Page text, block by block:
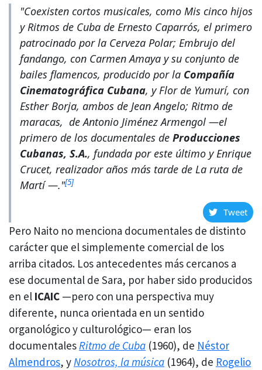
"Coexisten cortos musicales, como Mis cinco hijos
y Ritmos de Cuba de Ernesto Caparrós, el primero
patrocinado por la Cerveza Polar; Embrujo del
fandango, con Carmen Amaya y su conjunto de
bailes flamencos, producido por la Compañía
Cinematográfica Cubana, y Flor de Yumurí, con
Esther Borja, ambos de Jean Angelo; Ritmo de
maracas, de Antonio Jiménez Armengol —el
primero de los documentales de Producciones
Cubanas, S.A., fundada por este último y Enrique
Crucet, realizador años más tarde de La ruta de
Martí —."[5]
Tweet
Pero Naito no menciona documentales de distinto
carácter que el simplemente comercial de los
arriba citados. Los antecedentes más cercanos a
ese documental de Sara, por haber sido producidos
en el ICAIC —pero con una perspectiva muy
diferente, nunca orientada en un sentido
organológico y culturológico— eran los
documentales Ritmo de Cuba (1960), de Néstor
Almendros, y Nosotros, la música (1964), de Rogelio